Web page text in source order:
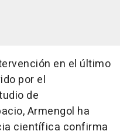
en el último
por el
de
Armengol ha
científica confirma